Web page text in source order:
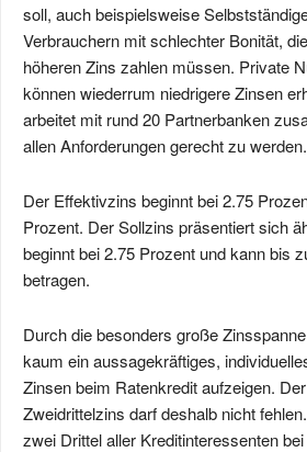
soll, auch beispielsweise
Verbrauchern mit schlechter Bonität,
höheren Zins zahlen müssen. Private
können wiederrum niedrigere Zinsen
arbeitet mit rund 20 Partnerbanken
allen Anforderungen gerecht zu werden.
Der Effektivzins beginnt bei 2.75
Prozent. Der Sollzins präsentiert sich
beginnt bei 2.75 Prozent und kann bis
betragen.
Durch die besonders große
kaum ein aussagekräftiges,
Zinsen beim Ratenkredit aufzeigen.
Zweidrittelzins darf deshalb nicht
zwei Drittel aller Kreditinteressenten bei